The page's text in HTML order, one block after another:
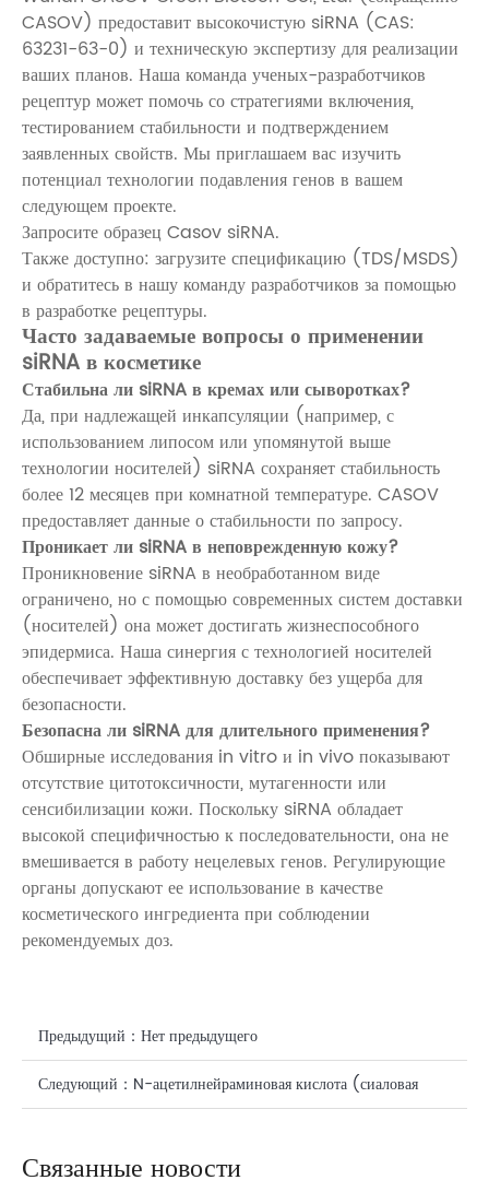
CASOV) предоставит высокочистую siRNA (CAS:
63231-63-0) и техническую экспертизу для реализации
ваших планов. Наша команда ученых-разработчиков
рецептур может помочь со стратегиями включения,
тестированием стабильности и подтверждением
заявленных свойств. Мы приглашаем вас изучить
потенциал технологии подавления генов в вашем
следующем проекте.
Запросите образец Casov siRNA.
Также доступно: загрузите спецификацию (TDS/MSDS)
и обратитесь в нашу команду разработчиков за помощью
в разработке рецептуры.
Часто задаваемые вопросы о применении
siRNA в косметике
Стабильна ли siRNA в кремах или сыворотках?
Да, при надлежащей инкапсуляции (например, с
использованием липосом или упомянутой выше
технологии носителей) siRNA сохраняет стабильность
более 12 месяцев при комнатной температуре. CASOV
предоставляет данные о стабильности по запросу.
Проникает ли siRNA в неповрежденную кожу?
Проникновение siRNA в необработанном виде
ограничено, но с помощью современных систем доставки
(носителей) она может достигать жизнеспособного
эпидермиса. Наша синергия с технологией носителей
обеспечивает эффективную доставку без ущерба для
безопасности.
Безопасна ли siRNA для длительного применения?
Обширные исследования in vitro и in vivo показывают
отсутствие цитотоксичности, мутагенности или
сенсибилизации кожи. Поскольку siRNA обладает
высокой специфичностью к последовательности, она не
вмешивается в работу нецелевых генов. Регулирующие
органы допускают ее использование в качестве
косметического ингредиента при соблюдении
рекомендуемых доз.
Предыдущий： Нет предыдущего
Следующий： N-ацетилнейраминовая кислота (сиаловая
антиоксидантной защите.
Связанные новости